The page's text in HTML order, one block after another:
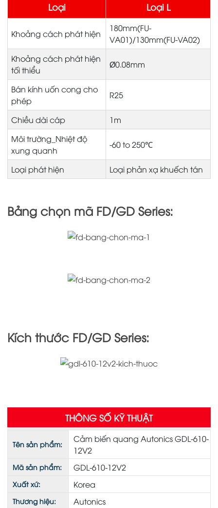
Loại Loại L
Khoảng cách phát hiện
180mm(FU-
VA01)/130mm(FU-VA02)
Khoảng cách phát hiện
tối thiểu
Ø0.08mm
Bán kính uốn cong cho
phép
R25
Chiều dài cáp
1m
Môi trường_Nhiệt độ
xung quanh
-60 to 250℃
Loại phát hiện Loại phản xạ khuếch tán
Bảng chọn mã FD/GD Series:
Kích thước FD/GD Series:
THÔNG SỐ KỸ THUẬT
Tên sản phẩm:
Cảm biến quang Autonics GDL-610-
12V2
Mã sản phẩm: GDL-610-12V2
Xuất xứ: Korea
Thương hiệu: Autonics